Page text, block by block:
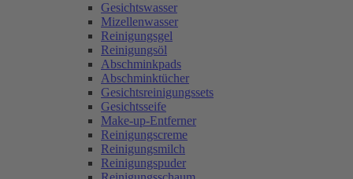
Gesichtswasser
Mizellenwasser
Reinigungsgel
Reinigungsöl
Abschminkpads
Abschminktücher
Gesichtsreinigungssets
Gesichtsseife
Make-up-Entferner
Reinigungscreme
Reinigungsmilch
Reinigungspuder